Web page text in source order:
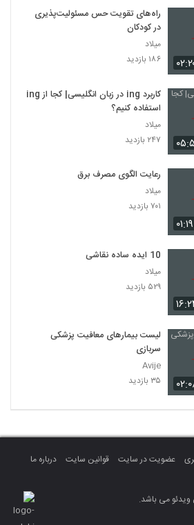
راه‌های تقویت حس مسئولیت‌پذیری
در کودکان
میلاد
۱۸۶ بازدید
کاربرد ing در زبان انگلیسی| کجا از ing
استفاده کنیم؟
میلاد
۲۴۷ بازدید
۰۱:۱۹
رعایت الگوی مصرف برق
میلاد
۷۰۱ بازدید
10 ایده ساده نقاشی
میلاد
۵۲۹ بازدید
لیست بیمارهای معافیت پزشکی
سربازی
Avije
۳۵ بازدید
عضویت در سایت قوانین سایت
درباره ما
می باشد.